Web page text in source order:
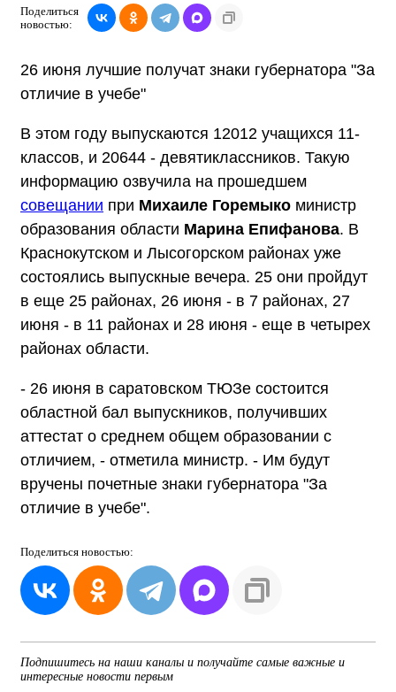
Поделиться
новостью:
26 июня лучшие получат знаки губернатора "За
отличие в учебе"
В этом году выпускаются 12012 учащихся 11-
классов, и 20644 - девятиклассников. Такую
информацию озвучила на прошедшем
совещании при Михаиле Горемыко министр
образования области Марина Епифанова. В
Краснокутском и Лысогорском районах уже
состоялись выпускные вечера. 25 они пройдут
в еще 25 районах, 26 июня - в 7 районах, 27
июня - в 11 районах и 28 июня - еще в четырех
районах области.
- 26 июня в саратовском ТЮЗе состоится
областной бал выпускников, получивших
аттестат о среднем общем образовании с
отличием, - отметила министр. - Им будут
вручены почетные знаки губернатора "За
отличие в учебе".
Поделиться новостью:
Подпишитесь на наши каналы и получайте самые важные и
интересные новости первым